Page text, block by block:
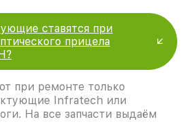
ставятся при
прицела
при ремонте только
Infratech или
На все запчасти выдаём